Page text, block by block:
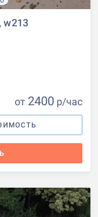
w213
от 2400 р/час